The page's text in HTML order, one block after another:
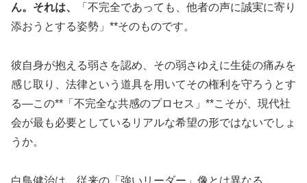
ん。それは、
「不完全であっても、他者の声に誠実に寄り
添おうとする姿勢」**そのものです。
彼自身が抱える弱さを認め、その弱さゆえに生徒の痛みを
感じ取り、法律という道具を用いてその権利を守ろうとす
る—この**「不完全な共感のプロセス」**こそが、現代社
会が最も必要としているリアルな希望の形ではないでしょ
うか。
白鳥健治は、従来の「強いリーダー」像とは異なる、